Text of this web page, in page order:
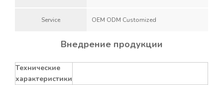
Service OEM ODM Customized
Внедрение продукции
Технические
характеристики